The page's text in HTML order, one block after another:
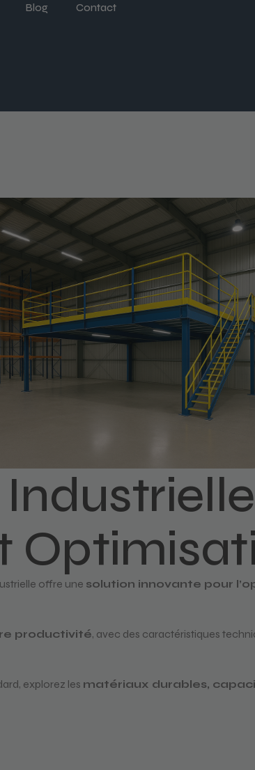
Blog Contact
offre une solution innovante pour
productivité, avec des caractéristiques
explorez les matériaux durables,